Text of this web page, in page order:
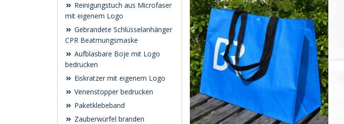
Reinigungstuch aus Microfaser
mit eigenem Logo
Gebrandete Schlüsselanhänger
CPR Beatmungsmaske
Aufblasbare Boje mit Logo
bedrucken
Eiskratzer mit eigenem Logo
Venenstopper bedrucken
Paketklebeband
Zauberwürfel branden